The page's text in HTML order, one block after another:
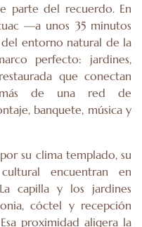
parte del recuerdo. En
—a unos 35 minutos
entorno natural de la
perfecto: jardines,
que conectan
de una red de
banquete, música y
su clima templado, su
encuentran en
capilla y los jardines
cóctel y recepción
proximidad aligera la